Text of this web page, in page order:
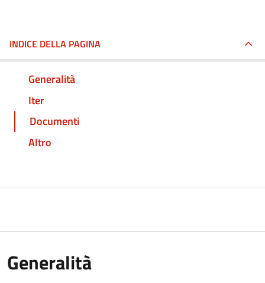
INDICE DELLA PAGINA
Generalità
Iter
Documenti
Altro
Generalità